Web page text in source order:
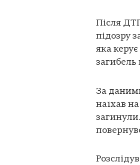
Після
підозру
яка
загибель
За
наїхав